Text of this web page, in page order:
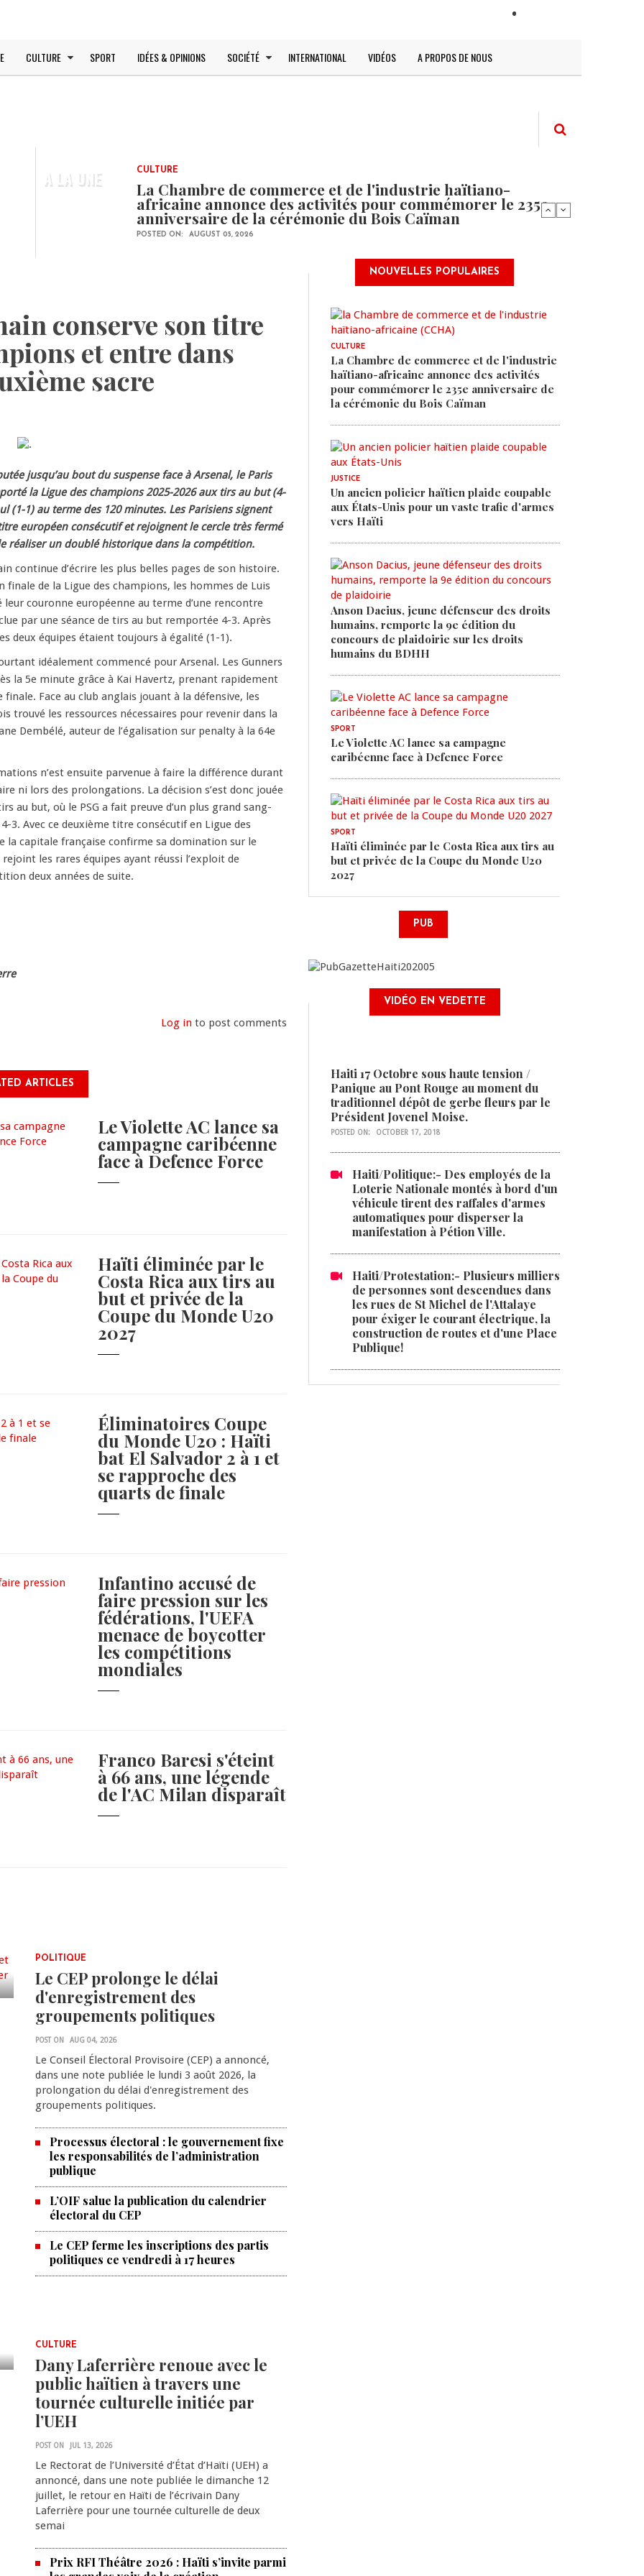
CULTURE SPORT IDÉES & OPINIONS SOCIÉTÉ INTERNATIONAL VIDÉOS A PROPOS DE NOUS
A LA UNE CULTURE
La Chambre de commerce et de l'industrie haïtiano-
africaine annonce des activités pour commémorer le 235e
anniversaire de la cérémonie du Bois Caïman
POSTED ON: AUGUST 05, 2026
conserve son titre
et entre dans
sacre
jusqu’au bout du suspense face à Arsenal, le Paris
la Ligue des champions 2025-2026 aux tirs au but (4-
(1-1) au terme des 120 minutes. Les Parisiens signent
européen consécutif et rejoignent le cercle très fermé
réaliser un doublé historique dans la compétition.
continue d’écrire les plus belles pages de son histoire.
finale de la Ligue des champions, les hommes de Luis
leur couronne européenne au terme d’une rencontre
par une séance de tirs au but remportée 4-3. Après
deux équipes étaient toujours à égalité (1-1).
idéalement commencé pour Arsenal. Les Gunners
la 5e minute grâce à Kai Havertz, prenant rapidement
finale. Face au club anglais jouant à la défensive, les
trouvé les ressources nécessaires pour revenir dans la
Dembélé, auteur de l’égalisation sur penalty à la 64e
n’est ensuite parvenue à faire la différence durant
ni lors des prolongations. La décision s’est donc jouée
au but, où le PSG a fait preuve d’un plus grand sang-
3. Avec ce deuxième titre consécutif en Ligue des
la capitale française confirme sa domination sur le
les rares équipes ayant réussi l’exploit de
deux années de suite.
Log in to post comments
ARTICLES
Le Violette AC lance sa
campagne caribéenne
face à Defence Force
Haïti éliminée par le
Costa Rica aux tirs au
but et privée de la
Coupe du Monde U20
2027
Éliminatoires Coupe
du Monde U20 : Haïti
bat El Salvador 2 à 1 et
se rapproche des
quarts de finale
Infantino accusé de
faire pression sur les
fédérations, l'UEFA
menace de boycotter
les compétitions
mondiales
Franco Baresi s'éteint
à 66 ans, une légende
de l'AC Milan disparaît
POLITIQUE
Le CEP prolonge le délai
d'enregistrement des
groupements politiques
POST ON AUG 04, 2026
Le Conseil Électoral Provisoire (CEP) a annoncé,
dans une note publiée le lundi 3 août 2026, la
prolongation du délai d'enregistrement des
groupements politiques.
Processus électoral : le gouvernement fixe
les responsabilités de l’administration
publique
L’OIF salue la publication du calendrier
électoral du CEP
Le CEP ferme les inscriptions des partis
politiques ce vendredi à 17 heures
CULTURE
Dany Laferrière renoue avec le
public haïtien à travers une
tournée culturelle initiée par
l’UEH
POST ON JUL 13, 2026
Le Rectorat de l’Université d’État d’Haïti (UEH) a
annoncé, dans une note publiée le dimanche 12
juillet, le retour en Haïti de l’écrivain Dany
Laferrière pour une tournée culturelle de deux
semai
Prix RFI Théâtre 2026 : Haïti s’invite parmi
NOUVELLES POPULAIRES
CULTURE
La Chambre de commerce et de l'industrie
haïtiano-africaine annonce des activités
pour commémorer le 235e anniversaire de
la cérémonie du Bois Caïman
JUSTICE
Un ancien policier haïtien plaide coupable
aux États-Unis pour un vaste trafic d'armes
vers Haïti
Anson Dacius, jeune défenseur des droits
humains, remporte la 9e édition du
concours de plaidoirie sur les droits
humains du BDHH
SPORT
Le Violette AC lance sa campagne
caribéenne face à Defence Force
SPORT
Haïti éliminée par le Costa Rica aux tirs au
but et privée de la Coupe du Monde U20
2027
PUB
VIDÉO EN VEDETTE
Haiti 17 Octobre sous haute tension /
Panique au Pont Rouge au moment du
traditionnel dépôt de gerbe fleurs par le
Président Jovenel Moise.
POSTED ON: OCTOBER 17, 2018
Haiti/Politique:- Des employés de la
Loterie Nationale montés à bord d'un
véhicule tirent des raffales d'armes
automatiques pour disperser la
manifestation à Pétion Ville.
Haiti/Protestation:- Plusieurs milliers
de personnes sont descendues dans
les rues de St Michel de l'Attalaye
pour éxiger le courant électrique, la
construction de routes et d'une Place
Publique!